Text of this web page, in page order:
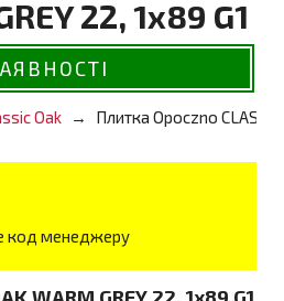
22, 1x89 G1
Oak Плитка Opoczno
код менеджеру